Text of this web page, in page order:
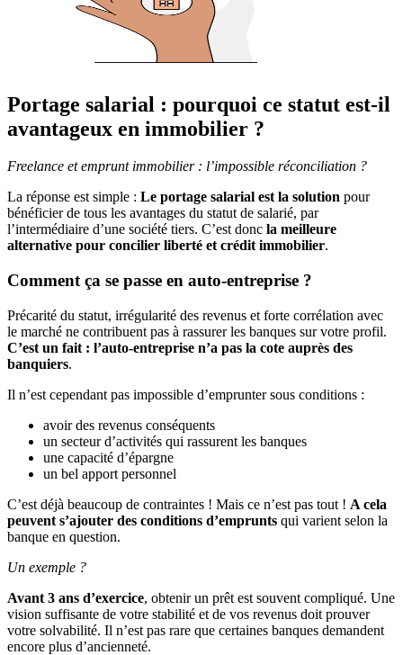
Portage salarial : pourquoi ce statut est-il
avantageux en immobilier ?
Freelance et emprunt immobilier : l’impossible réconciliation ?
La réponse est simple : Le portage salarial est la solution pour
bénéficier de tous les avantages du statut de salarié, par
l’intermédiaire d’une société tiers. C’est donc la meilleure
alternative pour concilier liberté et crédit immobilier.
Comment ça se passe en auto-entreprise ?
Précarité du statut, irrégularité des revenus et forte corrélation avec
le marché ne contribuent pas à rassurer les banques sur votre profil.
C’est un fait : l’auto-entreprise n’a pas la cote auprès des
banquiers.
Il n’est cependant pas impossible d’emprunter sous conditions :
avoir des revenus conséquents
un secteur d’activités qui rassurent les banques
une capacité d’épargne
un bel apport personnel
C’est déjà beaucoup de contraintes ! Mais ce n’est pas tout ! A cela
peuvent s’ajouter des conditions d’emprunts qui varient selon la
banque en question.
Un exemple ?
Avant 3 ans d’exercice, obtenir un prêt est souvent compliqué. Une
vision suffisante de votre stabilité et de vos revenus doit prouver
votre solvabilité. Il n’est pas rare que certaines banques demandent
encore plus d’ancienneté.